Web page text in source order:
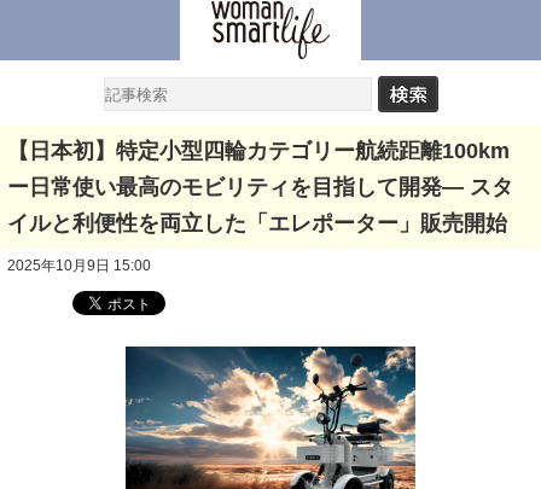
【日本初】特定小型四輪カテゴリー航続距離100km
ー日常使い最高のモビリティを目指して開発― スタ
イルと利便性を両立した「エレポーター」販売開始
2025年10月9日 15:00